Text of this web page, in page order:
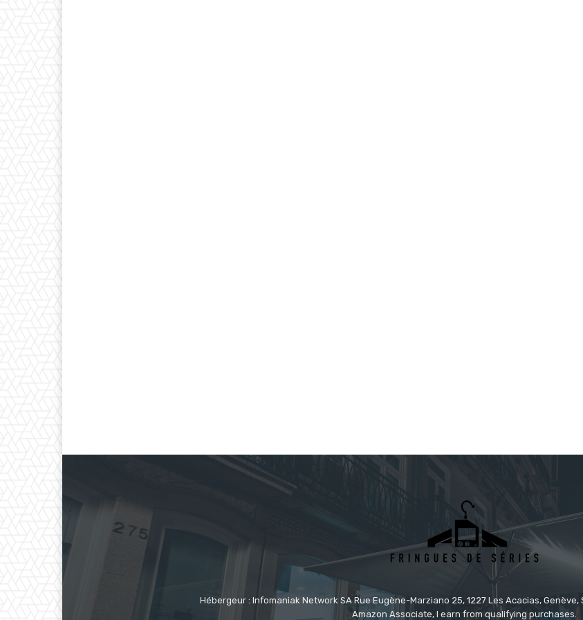
Hébergeur : Infomaniak Network SA Rue Eugène-Marziano 25, 1227 Les Acacias, Genève,
Amazon Associate, I earn from qualifying purchases.